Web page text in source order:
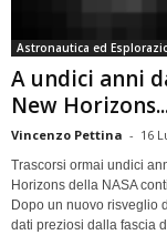
Astronautica ed
A undici anni
New
Vincenzo Pettina - 16
Trascorsi ormai undici
Horizons della NASA
Dopo un nuovo risveglio
dati preziosi dalla fascia